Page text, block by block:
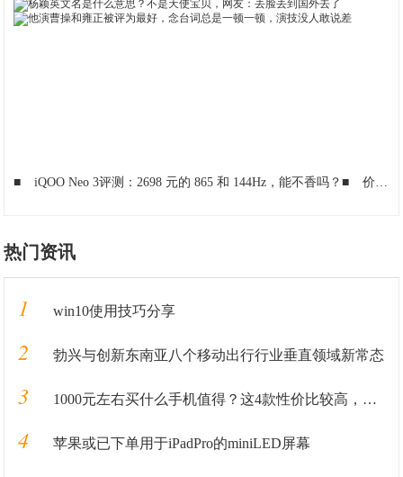
■ iQOO Neo 3评测：2698 元的 865 和 144Hz，能不香吗？■ 价格比现在的魅族旗舰还贵!
热门资讯
1 win10使用技巧分享
2 勃兴与创新东南亚八个移动出行行业垂直领域新常态
3 1000元左右买什么手机值得？这4款性价比较高，可能你会喜欢
4 苹果或已下单用于iPadPro的miniLED屏幕